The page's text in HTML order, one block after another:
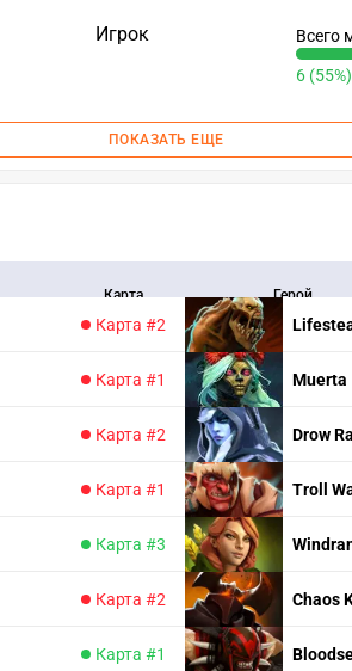
Игрок Всего
6 (55%)
ПОКАЗАТЬ ЕЩЕ
Карта Герой
Карта #2
Карта #1 Muerta
Карта #2 Drow
Карта #1 Troll
Карта #3
Карта #2 Chaos
Карта #1